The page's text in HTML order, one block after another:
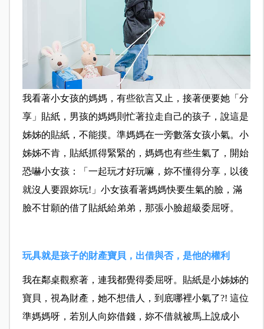
我看著小女孩的媽媽，有些欲言又止，接著便要她「分
享」貼紙，男孩的媽媽則忙著拉走自己的孩子，說這是
姊姊的貼紙，不能摸。準媽媽在一旁數落女孩小氣。小
姊姊不肯，貼紙抓得緊緊的，媽媽也有些生氣了，開始
恐嚇小女孩：「一起玩才好玩嘛，妳不懂得分享，以後
就沒人要跟妳玩!」小女孩看著媽媽快要生氣的臉，滿
臉不甘願的借了貼紙給弟弟，那張小臉超級委屈呀。
玩具就是孩子的財產寶貝，出借與否，是他的權利
我在鄰桌觀察著，連我都覺得委屈呀。貼紙是小姊姊的
寶貝，視為財產，她不想借人，到底哪裡小氣了?! 這位
準媽媽呀，若別人向妳借錢，妳不借就被馬上說成小